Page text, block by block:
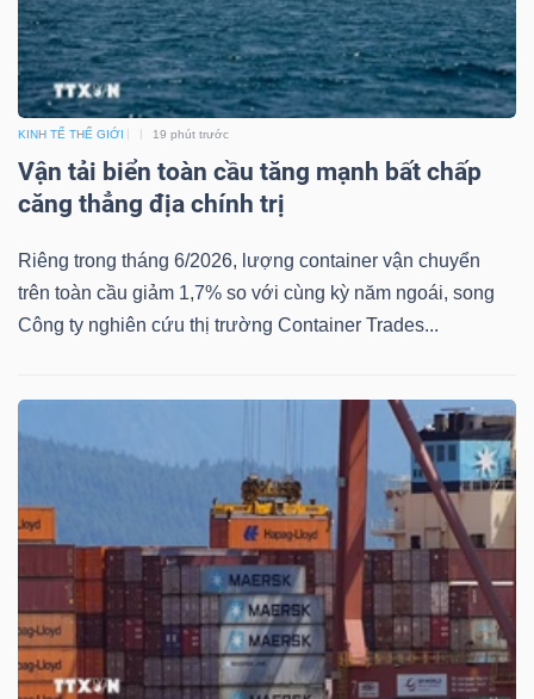
KINH TẾ THẾ GIỚI 19 phút trước
Vận tải biển toàn cầu tăng mạnh bất chấp
căng thẳng địa chính trị
Riêng trong tháng 6/2026, lượng container vận chuyển
trên toàn cầu giảm 1,7% so với cùng kỳ năm ngoái, song
Công ty nghiên cứu thị trường Container Trades...
TRUYỀN
THÔNG
ÍCH
ĐỘNG
SẢN
Mã
chứng
khoán
Tất cả Cổ phiếu Chỉ số Chứng chỉ quỹ Chứng